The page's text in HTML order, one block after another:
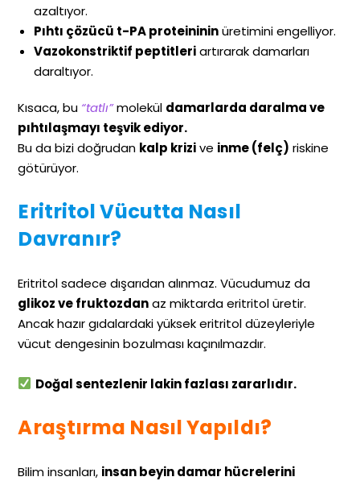
azaltıyor.
Pıhtı çözücü t-PA proteinininüretimini engelliyor.
Vazokonstriktif peptitleriartırarak damarları
daraltıyor.
Kısaca, bu “tatlı”molekül damarlarda daralma ve
pıhtılaşmayı teşvik ediyor.
Bu da bizi doğrudan kalp krizive inme (felç) riskine
götürüyor.
Eritritol Vücutta Nasıl
Davranır?
Eritritol sadece dışarıdan alınmaz. Vücudumuz da
glikoz ve fruktozdanaz miktarda eritritol üretir.
Ancak hazır gıdalardaki yüksek eritritol düzeyleriyle
vücut dengesinin bozulması kaçınılmazdır.
Doğal sentezlenir lakin fazlası zararlıdır.
Araştırma Nasıl Yapıldı?
Bilim insanları, insan beyin damar hücrelerini